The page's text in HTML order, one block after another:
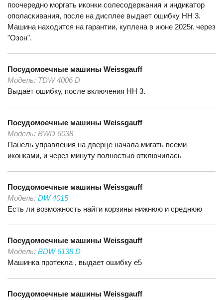
поочередно моргать иконки солесодержания и индикатор
ополаскивания, после на дисплее выдает ошибку НН 3.
Машина находится на гарантии, куплена в июне 2025г. через
"Озон".
Посудомоечные машины Weissgauff
Модель: TDW 4006 D
Выдаёт ошибку, после включения НН 3.
Посудомоечные машины Weissgauff
Модель: BWD 6038
Панель управления на дверце начала мигать всеми
иконками, и через минуту полностью отключилась
Посудомоечные машины Weissgauff
Модель: DW 4015
Есть ли возможность найти корзины нижнюю и среднюю
Посудомоечные машины Weissgauff
Модель: BDW 6138 D
Машинка протекла , выдает ошибку е5
Посудомоечные машины Weissgauff